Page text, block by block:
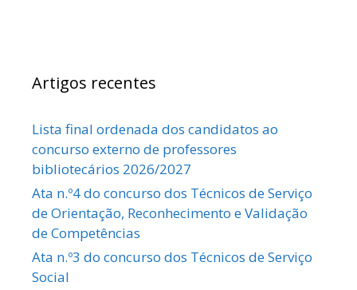
Artigos recentes
Lista final ordenada dos candidatos ao
concurso externo de professores
bibliotecários 2026/2027
Ata n.º4 do concurso dos Técnicos de Serviço
de Orientação, Reconhecimento e Validação
de Competências
Ata n.º3 do concurso dos Técnicos de Serviço
Social